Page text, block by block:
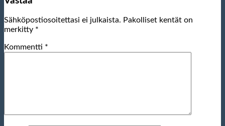
Sähköpostiosoitettasi ei julkaista. Pakolliset kentät on
merkitty *
Kommentti *